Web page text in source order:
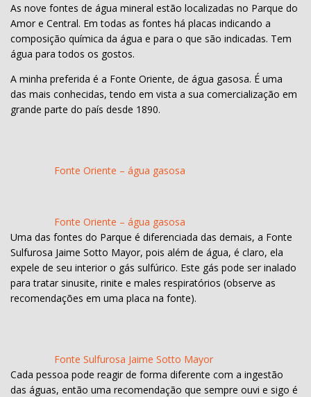
As nove fontes de água mineral estão localizadas no Parque do
Amor e Central. Em todas as fontes há placas indicando a
composição química da água e para o que são indicadas. Tem
água para todos os gostos.
A minha preferida é a Fonte Oriente, de água gasosa. É uma
das mais conhecidas, tendo em vista a sua comercialização em
grande parte do país desde 1890.
Fonte Oriente – água gasosa
Fonte Oriente – água gasosa
Uma das fontes do Parque é diferenciada das demais, a Fonte
Sulfurosa Jaime Sotto Mayor, pois além de água, é claro, ela
expele de seu interior o gás sulfúrico. Este gás pode ser inalado
para tratar sinusite, rinite e males respiratórios (observe as
recomendações em uma placa na fonte).
Fonte Sulfurosa Jaime Sotto Mayor
Cada pessoa pode reagir de forma diferente com a ingestão
das águas, então uma recomendação que sempre ouvi e sigo é